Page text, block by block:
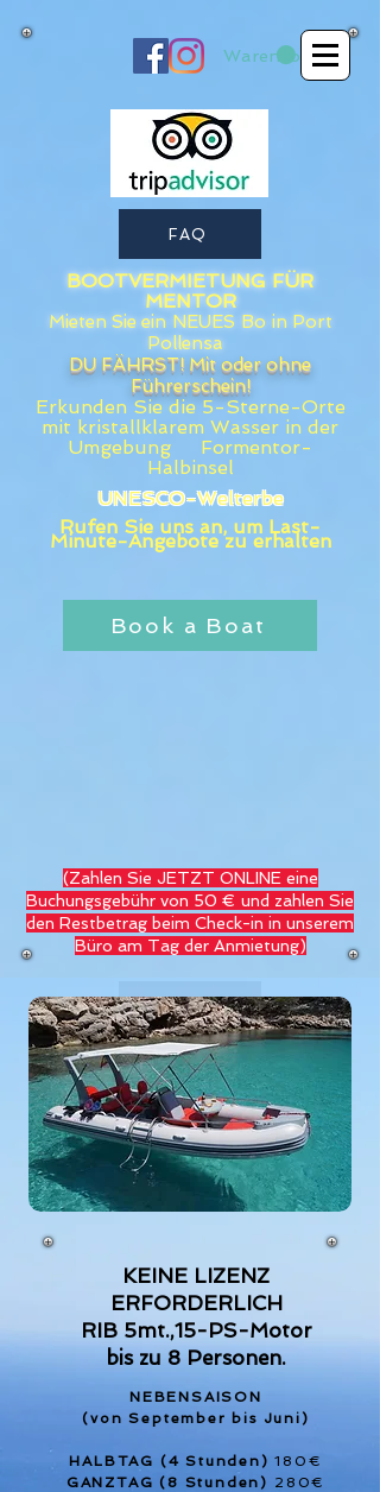
Warenkorb
FAQ
BOOTVERMIETUNG FÜR
MENTOR
Mieten Sie ein NEUES Bo in Port
Pollensa
DU FÄHRST! Mit oder ohne
Führerschein!
Erkunden Sie die 5-Sterne-Orte
mit kristallklarem Wasser in der
Umgebung Formentor-
Halbinsel
UNESCO-Welterbe
Rufen Sie uns an, um Last-
Minute-Angebote zu erhalten
Book a Boat
(Zahlen Sie JETZT ONLINE eine
Buchungsgebühr von 50 € und zahlen Sie
den Restbetrag beim Check-in in unserem
Büro am Tag der Anmietung)
Blog
Testdate
KEINE LIZENZ
ERFORDERLICH
RIB 5mt.,15-PS-Motor
bis zu 8 Personen.
NEBENSAISON
(von September bis Juni)
HALBTAG (4 Stunden) 180€
GANZTAG (8 Stunden) 280€